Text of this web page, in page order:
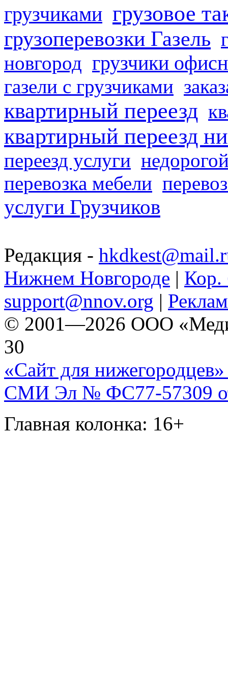
грузчиками грузовое
грузоперевозки Газель
новгород грузчики
газели с грузчиками
квартирный переезд
квартирный переезд
переезд услуги
перевозка мебели
услуги Грузчиков
Редакция -
Нижнем Новгороде | Кор.
support@nnov.org |
© 2001—2026 ООО
30
«Сайт для нижегородцев»
СМИ Эл № ФС77-57309
Главная колонка: 16+